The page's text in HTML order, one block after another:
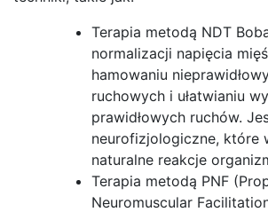
Terapia metodą NDT
normalizacji napięcia
hamowaniu
ruchowych i ułatwianiu
prawidłowych ruchów.
neurofizjologiczne, które
naturalne reakcje
Terapia metodą PNF
Neuromuscular